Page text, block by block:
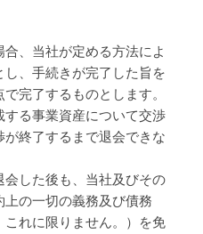
、当社が定める方法によ
し、手続きが完了した旨を
完了するものとします。
る事業資産について交渉
終了するまで退会できな
した後も、当社及びその
の一切の義務及び債務
これに限りません。）を免